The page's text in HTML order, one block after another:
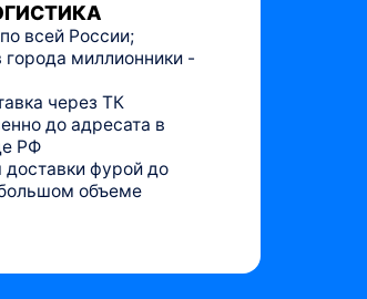
всей России;
города миллионники -
через ТК
до адресата в
РФ
доставки фурой до
объеме